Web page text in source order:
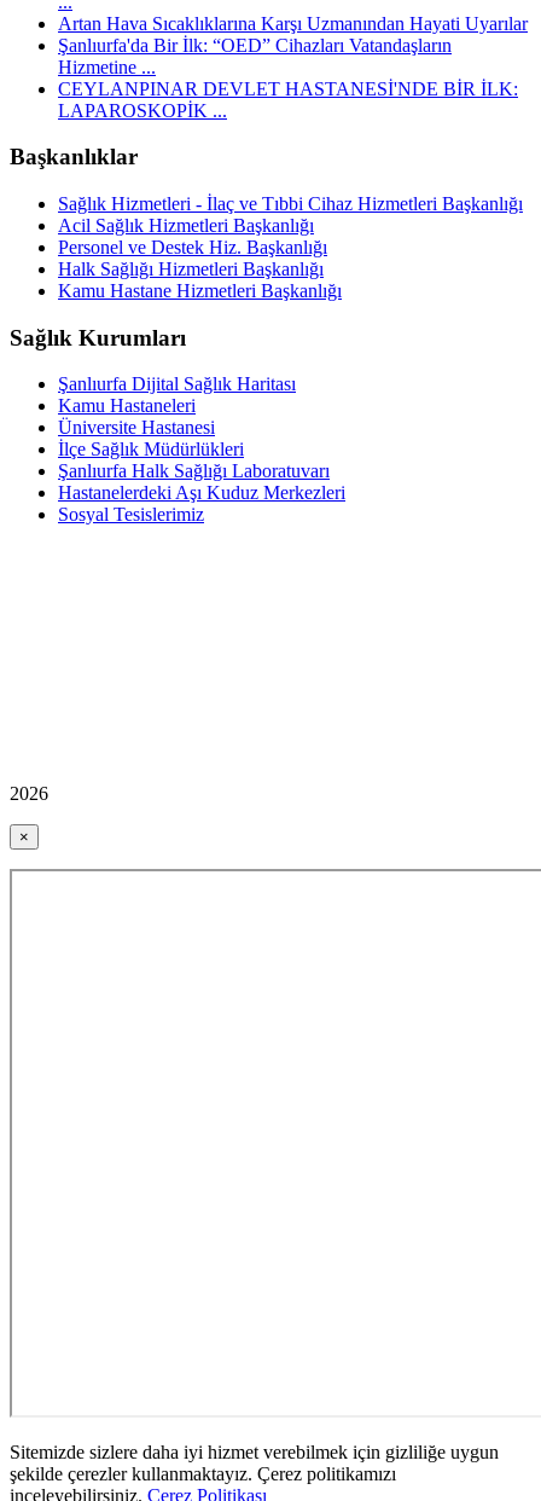
Artan Hava Sıcaklıklarına Karşı Uzmanından Hayati Uyarılar
Şanlıurfa'da Bir İlk: “OED” Cihazları Vatandaşların
Hizmetine ...
CEYLANPINAR DEVLET HASTANESİ'NDE BİR İLK:
LAPAROSKOPİK ...
Başkanlıklar
Sağlık Hizmetleri - İlaç ve Tıbbi Cihaz Hizmetleri Başkanlığı
Acil Sağlık Hizmetleri Başkanlığı
Personel ve Destek Hiz. Başkanlığı
Halk Sağlığı Hizmetleri Başkanlığı
Kamu Hastane Hizmetleri Başkanlığı
Sağlık Kurumları
Şanlıurfa Dijital Sağlık Haritası
Kamu Hastaneleri
Üniversite Hastanesi
İlçe Sağlık Müdürlükleri
Şanlıurfa Halk Sağlığı Laboratuvarı
Hastanelerdeki Aşı Kuduz Merkezleri
Sosyal Tesislerimiz
2026
×
Sitemizde sizlere daha iyi hizmet verebilmek için gizliliğe uygun
şekilde çerezler kullanmaktayız. Çerez politikamızı
inceleyebilirsiniz. Çerez Politikası